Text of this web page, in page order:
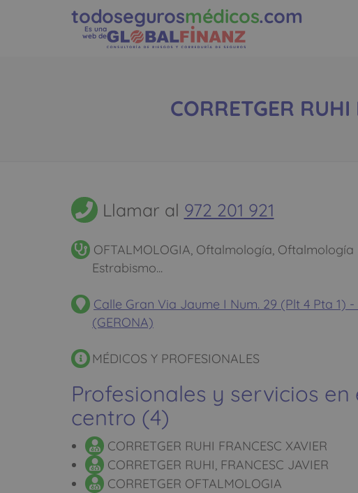
todosegurosmédicos.com
Es una
web de
CORRETGER
Llamar al 972 201 921
OFTALMOLOGIA, Oftalmología,
Estrabismo...
Calle Gran Via Jaume I Num. 29 (Plt 4 Pta 1) -
(GERONA)
MÉDICOS Y PROFESIONALES
Profesionales y servicios en
centro (4)
CORRETGER RUHI FRANCESC XAVIER
CORRETGER RUHI, FRANCESC JAVIER
CORRETGER OFTALMOLOGIA